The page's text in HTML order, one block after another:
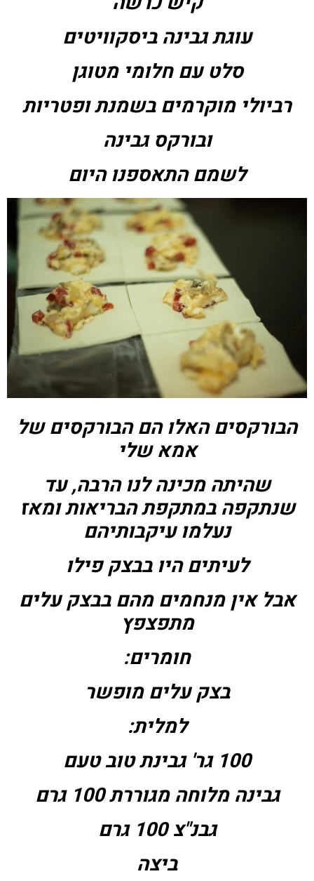
עוגת גבינה ביסקוויטים
סלט עם חלומי מטוגן
רביולי מוקרמים בשמנת ופטריות
ובורקס גבינה
לשמם התאספנו היום
הבורקסים האלו הם הבורקסים של
אמא שלי
שהיתה מכינה לנו הרבה, עד
שנתקפה במתקפת הבריאות ומאז
נעלמו עיקבותיהם
לעיתים היו בבצק פילו
אבל אין מנחמים מהם בבצק עלים
מתפצפץ
חומרים:
בצק עלים מופשר
למלית:
100 גר' גבינת טוב טעם
גבינה מלוחה מגוררת 100 גרם
גבנ"צ 100 גרם
ביצה